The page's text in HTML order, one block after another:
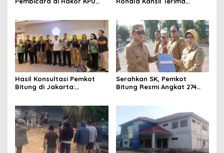
Hasil Konsultasi Pemkot
Bitung di Jakarta:
Lingkungan
Serahkan SK, Pemkot
Bitung Resmi Angkat 274